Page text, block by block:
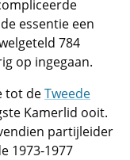
essentie een
784
op ingegaan.
tot deTweede
Kamerlid ooit.
partijleider
1973-1977